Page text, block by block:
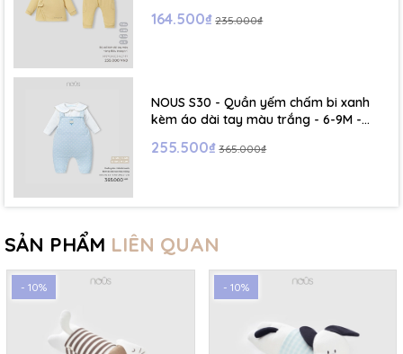
164.500₫ 235.000₫
NOUS S30 - Quần yếm chấm bi xanh
kèm áo dài tay màu trắng - 6-9M -
255.500₫ 365.000₫
SẢN PHẨM LIÊN QUAN
- 10% - 10%